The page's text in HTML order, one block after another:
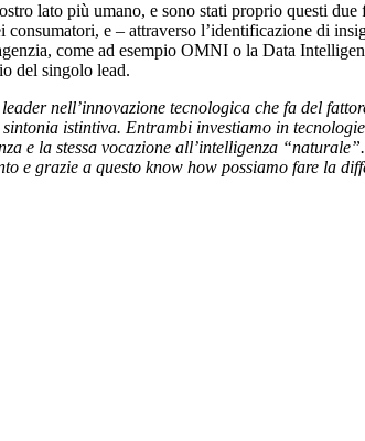
lato più umano, e sono stati proprio questi
e – attraverso l’identificazione di
come ad esempio OMNI o la Data
del singolo lead.
nell’innovazione tecnologica che fa del
istintiva. Entrambi investiamo in
e la stessa vocazione all’intelligenza “naturale”.
e grazie a questo know how possiamo fare la